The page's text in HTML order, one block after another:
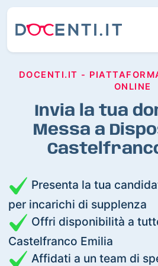
DOCENTI.IT -
ONLINE
Invia la tua
Messa a
Presenta la tua
per incarichi di supplenza
Offri disponibilità a
Castelfranco Emilia
Affidati a un team di